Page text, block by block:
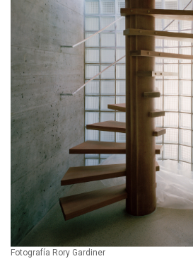
Fotografía Rory Gardiner